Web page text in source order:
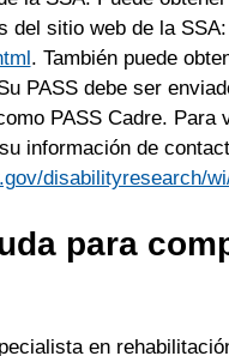
del sitio web de la SSA:
. También puede
PASS debe ser
PASS Cadre. Para
información de
disabilityresearch/
para
en